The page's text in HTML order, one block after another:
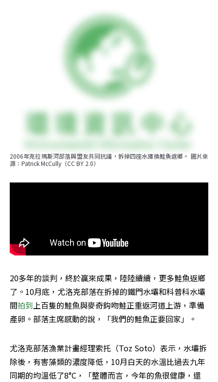
2006年克拉瑪斯河部落與盟友共同抗議，拆掉四座水庫換鮭魚返鄉。 圖片來
源：Patrick McCully（CC BY 2.0）
20多年的談判，終於贏來成果，陸陸續續，更多鮭魚返鄉
了。10月底，尤洛克部落在拆掉的鐵門水壩和科普科水壩
間拍到上百隻的鮭魚與麥奇鈎吻鮭正重返河道上游，準備
產卵。部落主席感動的說，「我們的鮭魚正要回家」。
尤洛克部落漁業計畫經理索托（Toz Soto）表示，水壩拆
除後，有害藻類的濃度降低，10月白天的水溫比過去九年
同期的均溫低了8°C，「整體而言，今年的魚很健康，還